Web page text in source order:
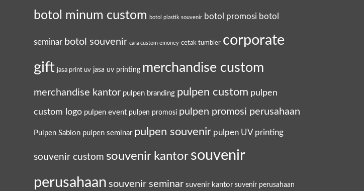
botol minum custom botol plastik souvenir botol promosi botol
seminar botol souvenir cara custom emoney cetak tumbler corporate
gift jasa print uv jasa uv printing merchandise custom
merchandise kantor pulpen branding pulpen custom pulpen
custom logo pulpen event pulpen promosi pulpen promosi perusahaan
Pulpen Sablon pulpen seminar pulpen souvenir pulpen UV printing
souvenir custom souvenir kantor souvenir
perusahaan souvenir seminar suvenir kantor suvenir perusahaan